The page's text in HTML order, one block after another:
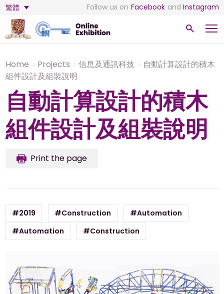
繁體 Follow us on Facebook and Instagram
Home Projects 信息及通訊科技
自動計算設計的積木
組件設計及組裝說明
自動計算設計的積木
組件設計及組裝說明
Print the page
#2019 #Construction
#Automation
#Automation
#Construction